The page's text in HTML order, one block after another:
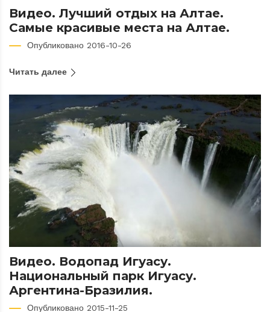
Видео. Лучший отдых на Алтае.
Самые красивые места на Алтае.
Опубликовано 2016-10-26
Читать далее
Видео. Водопад Игуасу.
Национальный парк Игуасу.
Аргентина-Бразилия.
Опубликовано 2015-11-25